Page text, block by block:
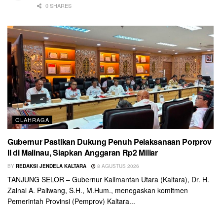
0 SHARES
OLAHRAGA
Gubernur Pastikan Dukung Penuh Pelaksanaan Porprov
II di Malinau, Siapkan Anggaran Rp2 Miliar
BY REDAKSI JENDELA KALTARA 8 AGUSTUS 2026
TANJUNG SELOR – Gubernur Kalimantan Utara (Kaltara), Dr. H.
Zainal A. Paliwang, S.H., M.Hum., menegaskan komitmen
Pemerintah Provinsi (Pemprov) Kaltara...